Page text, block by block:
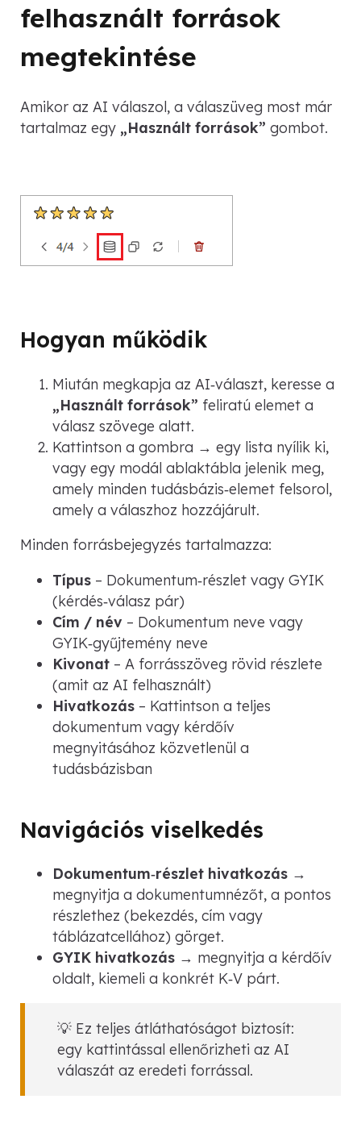
felhasznált források
megtekintése
Amikor az AI válaszol, a válaszüveg most már
tartalmaz egy „Használt források” gombot.
Hogyan működik
Miután megkapja az AI‑választ, keresse a
„Használt források” feliratú elemet a
válasz szövege alatt.
Kattintson a gombra → egy lista nyílik ki,
vagy egy modál ablaktábla jelenik meg,
amely minden tudásbázis‑elemet felsorol,
amely a válaszhoz hozzájárult.
Minden forrásbejegyzés tartalmazza:
Típus – Dokumentum‑részlet vagy GYIK
(kérdés‑válasz pár)
Cím / név – Dokumentum neve vagy
GYIK‑gyűjtemény neve
Kivonat – A forrásszöveg rövid részlete
(amit az AI felhasznált)
Hivatkozás – Kattintson a teljes
dokumentum vagy kérdőív
megnyitásához közvetlenül a
tudásbázisban
Navigációs viselkedés
Dokumentum‑részlet hivatkozás →
megnyitja a dokumentumnézőt, a pontos
részlethez (bekezdés, cím vagy
táblázatcellához) görget.
GYIK hivatkozás → megnyitja a kérdőív
oldalt, kiemeli a konkrét K‑V párt.
💡 Ez teljes átláthatóságot biztosít:
egy kattintással ellenőrizheti az AI
válaszát az eredeti forrással.